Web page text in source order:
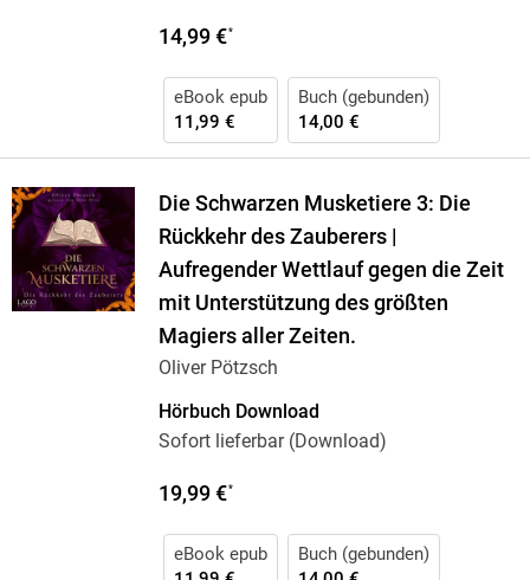
14,99 €*
eBook epub
11,99 €
Buch (gebunden)
14,00 €
Die Schwarzen Musketiere 3: Die
Rückkehr des Zauberers |
Aufregender Wettlauf gegen die Zeit
mit Unterstützung des größten
Magiers aller Zeiten.
Oliver Pötzsch
Hörbuch Download
Sofort lieferbar (Download)
19,99 €*
eBook epub
Buch (gebunden)